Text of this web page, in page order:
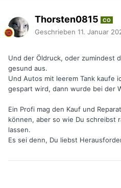
Thorsten0815 CO
Geschrieben 11. Januar
Und der Öldruck, oder zumindest
gesund aus.
Und Autos mit leerem Tank kaufe
gespart wird, dann wurde bei der
Ein Profi mag den Kauf und
können, aber so wie Du schreibst
lassen.
Es sei denn, Du liebst